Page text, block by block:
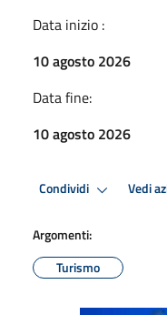
Data inizio :
10 agosto 2026
Data fine:
10 agosto 2026
Condividi Vedi
Argomenti:
Turismo